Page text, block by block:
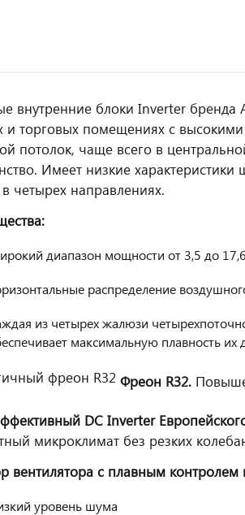
внутренние блоки Inverter
и торговых помещениях с
потолок, чаще всего в
Имеет низкие
четырех направлениях.
диапазон мощности от 3,5 до
распределение
из четырех жалюзи
максимальную плавность их
Фреон R32.
DC Inverter
микроклимат без резких
вентилятора с плавным
уровень шума